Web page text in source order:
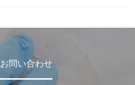
お問い合わせ